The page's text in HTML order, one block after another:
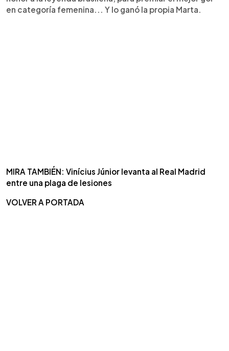
en categoría femenina... Y lo ganó la propia Marta.
MIRA TAMBIÉN: Vinícius Júnior levanta al Real Madrid
entre una plaga de lesiones
VOLVER A PORTADA